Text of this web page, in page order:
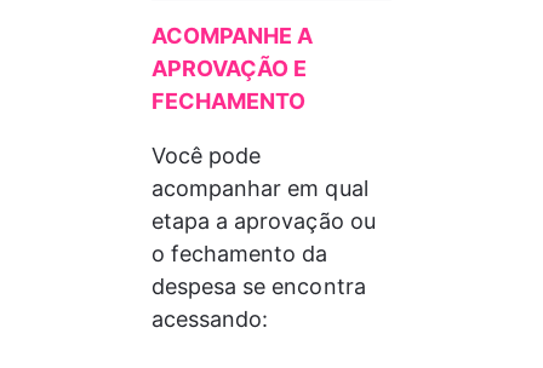
ACOMPANHE A
APROVAÇÃO E
FECHAMENTO
Você pode
acompanhar em qual
etapa a aprovação ou
o fechamento da
despesa se encontra
acessando: